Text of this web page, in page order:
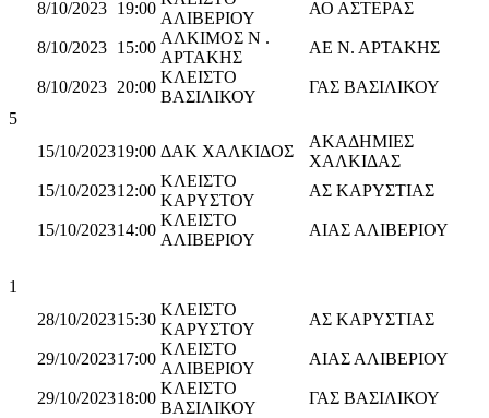
8/10/2023 19:00
ΑΛΙΒΕΡΙΟΥ
ΑΟ ΑΣΤΕΡΑΣ
8/10/2023 15:00
ΑΛΚΙΜΟΣ Ν .
ΑΡΤΑΚΗΣ
ΑΕ Ν. ΑΡΤΑΚΗΣ
8/10/2023 20:00
ΚΛΕΙΣΤΟ
ΒΑΣΙΛΙΚΟΥ
ΓΑΣ ΒΑΣΙΛΙΚΟΥ
5
15/10/202319:00 ΔΑΚ ΧΑΛΚΙΔΟΣ
ΑΚΑΔΗΜΙΕΣ
ΧΑΛΚΙΔΑΣ
15/10/202312:00
ΚΛΕΙΣΤΟ
ΚΑΡΥΣΤΟΥ
ΑΣ ΚΑΡΥΣΤΙΑΣ
15/10/202314:00
ΚΛΕΙΣΤΟ
ΑΛΙΒΕΡΙΟΥ
ΑΙΑΣ ΑΛΙΒΕΡΙΟΥ
1
28/10/202315:30
ΚΛΕΙΣΤΟ
ΚΑΡΥΣΤΟΥ
ΑΣ ΚΑΡΥΣΤΙΑΣ
29/10/202317:00
ΚΛΕΙΣΤΟ
ΑΛΙΒΕΡΙΟΥ
ΑΙΑΣ ΑΛΙΒΕΡΙΟΥ
29/10/202318:00
ΚΛΕΙΣΤΟ
ΒΑΣΙΛΙΚΟΥ
ΓΑΣ ΒΑΣΙΛΙΚΟΥ